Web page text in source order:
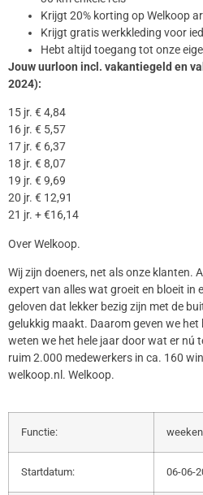
Krijgt 20% korting op Welkoop
Krijgt gratis werkkleding voor
Hebt altijd toegang tot onze
Jouw uurloon incl. vakantiegeld en
2024):
15 jr. € 4,84
16 jr. € 5,57
17 jr. € 6,37
18 jr. € 8,07
19 jr. € 9,69
20 jr. € 12,91
21 jr. + €16,14
Over Welkoop.
Wij zijn doeners, net als onze klanten.
expert van alles wat groeit en bloeit in
geloven dat lekker bezig zijn met de
gelukkig maakt. Daarom geven we het
weten we het hele jaar door wat er nú
ruim 2.000 medewerkers in ca. 160
welkoop.nl. Welkoop.
Functie:
Startdatum: 06-06-